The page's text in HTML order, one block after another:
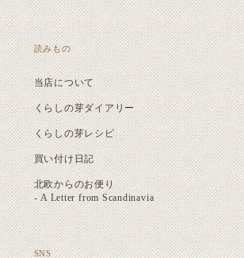
読みもの
当店について
くらしの芽ダイアリー
くらしの芽レシピ
買い付け日記
北欧からのお便り
- A Letter from Scandinavia
SNS